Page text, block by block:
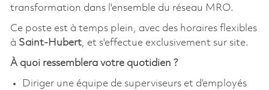
transformation dans l'ensemble du réseau MRO.
Ce poste est à temps plein, avec des horaires flexibles
à Saint-Hubert, et s'effectue exclusivement sur site.
À quoi ressemblera votre quotidien ?
Diriger une équipe de superviseurs et d’employés